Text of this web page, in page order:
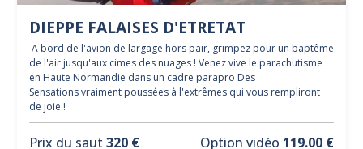
DIEPPE FALAISES D'ETRETAT
A bord de l'avion de largage hors pair, grimpez pour un baptême
de l'air jusqu'aux cimes des nuages ! Venez vive le parachutisme
en Haute Normandie dans un cadre parapro Des
Sensations vraiment poussées à l'extrêmes qui vous rempliront
de joie !
Prix du saut 320 € Option vidéo 119.00 €